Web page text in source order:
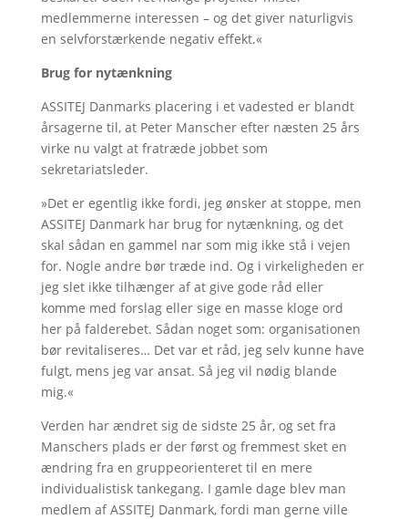
medlemmerne interessen – og det giver naturligvis
en selvforstærkende negativ effekt.«
Brug for nytænkning
ASSITEJ Danmarks placering i et vadested er blandt
årsagerne til, at Peter Manscher efter næsten 25 års
virke nu valgt at fratræde jobbet som
sekretariatsleder.
»Det er egentlig ikke fordi, jeg ønsker at stoppe, men
ASSITEJ Danmark har brug for nytænkning, og det
skal sådan en gammel nar som mig ikke stå i vejen
for. Nogle andre bør træde ind. Og i virkeligheden er
jeg slet ikke tilhænger af at give gode råd eller
komme med forslag eller sige en masse kloge ord
her på falderebet. Sådan noget som: organisationen
bør revitaliseres… Det var et råd, jeg selv kunne have
fulgt, mens jeg var ansat. Så jeg vil nødig blande
mig.«
Verden har ændret sig de sidste 25 år, og set fra
Manschers plads er der først og fremmest sket en
ændring fra en gruppeorienteret til en mere
individualistisk tankegang. I gamle dage blev man
medlem af ASSITEJ Danmark, fordi man gerne ville